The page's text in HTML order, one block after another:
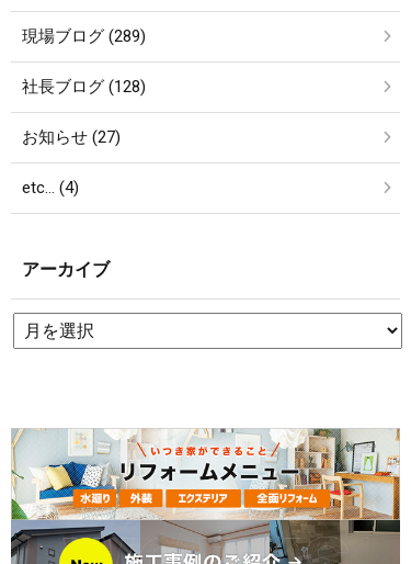
現場ブログ (289)
社長ブログ (128)
お知らせ (27)
etc… (4)
アーカイブ